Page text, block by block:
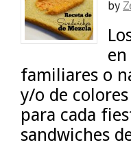
by
familiares o
y/o de
para cada
sandwiches